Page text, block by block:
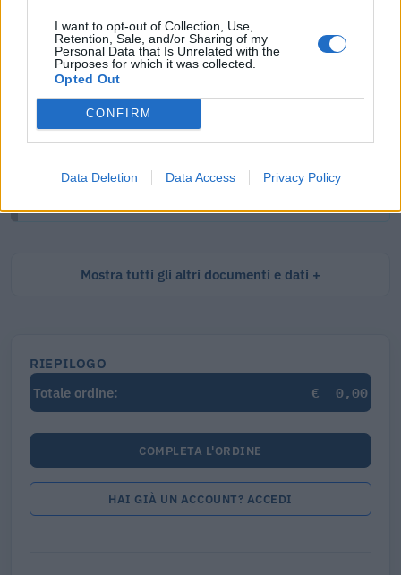
I want to opt-out of Collection, Use,
Retention, Sale, and/or Sharing of my
Personal Data that Is Unrelated with the
Purposes for which it was collected.
Opted Out
CONFIRM
Data Deletion Data Access Privacy Policy
Visure Camerali - Società di Persone
€ 5,39 IVA inclusa
€ 6,98 IVA inclusa
Mostra tutti gli altri documenti e dati
RIEPILOGO
Totale ordine:
€ 0,00
COMPLETA L'ORDINE
HAI GIÀ UN ACCOUNT? ACCEDI